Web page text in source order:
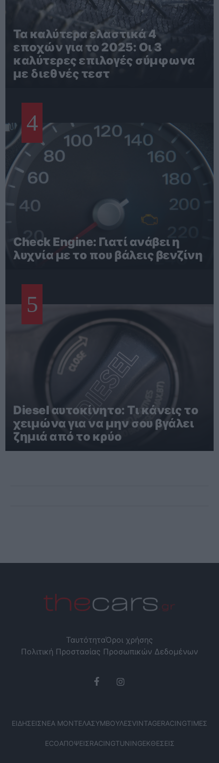
Τα καλύτερα ελαστικά 4
εποχών για το 2025: Οι 3
καλύτερες επιλογές σύμφωνα
με διεθνές τεστ
4
Check Engine: Γιατί ανάβει η
λυχνία με το που βάλεις βενζίνη
5
Diesel αυτοκίνητο: Τι κάνεις το
χειμώνα για να μην σου βγάλει
ζημιά από το κρύο
ΤαυτότηταΌροι χρήσης
Πολιτική Προστασίας Προσωπικών Δεδομένων
ΕΙΔΉΣΕΙΣΝΈΑ ΜΟΝΤΈΛΑΣΥΜΒΟΥΛΈΣVINTAGERACINGΤΙΜΈΣ
ECOΑΠΌΨΕΙΣRACINGTUNINGΕΚΘΈΣΕΙΣ